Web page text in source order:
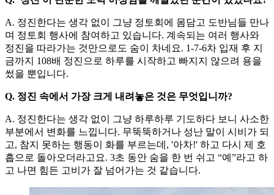
A. 정진한다는 생각 없이 그냥 정토회에 몸담고 도반님들 만나
며 정토회 행사에 참여하고 있습니다. 계속되는 여러 행사와
정진을 따라가는 것만으로도 숨이 차네요. 1-7-6차 입재 후 지
금까지 108배 정진으로 하루를 시작하고 빠지지 않으려 용을
썼을 뿐입니다.
Q. 정진 속에서 가장 크게 내려놓은 것은 무엇입니까?
A. 정진한다는 생각 없이 그냥 하루하루 기도하다 보니 사소한
부분에서 변화를 느낍니다. 무뚝뚝하거나 성난 말이 시비가 되
고, 참지 못하는 행동이 화를 부르는데, '아차!' 하고 다시 제 호
흡으로 돌아오더라고요. 3초 동안 숨을 한 번 쉬고 “예”라고 하
고 나면 힘든 고비가 잘 넘어가는 것 같습니다.